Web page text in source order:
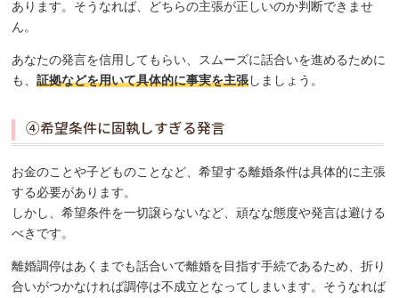
あります。そうなれば、どちらの主張が正しいのか判断できませ
ん。
あなたの発言を信用してもらい、スムーズに話合いを進めるために
も、証拠などを用いて具体的に事実を主張しましょう。
④希望条件に固執しすぎる発言
お金のことや子どものことなど、希望する離婚条件は具体的に主張
する必要があります。
しかし、希望条件を一切譲らないなど、頑なな態度や発言は避ける
べきです。
離婚調停はあくまでも話合いで離婚を目指す手続であるため、折り
合いがつかなければ調停は不成立となってしまいます。そうなれば